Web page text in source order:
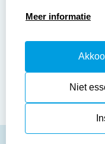
Instructiepagina
Safety Sheets
Sitemap
Meer informatie
Niet